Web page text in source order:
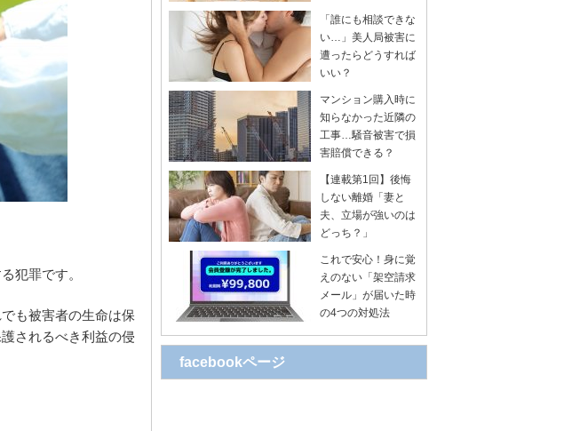
犯罪です。
も被害者の生命は保
されるべき利益の侵
「誰にも相談できな
い…」美人局被害に
遭ったらどうすれば
いい？
マンション購入時に
知らなかった近隣の
工事…騒音被害で損
害賠償できる？
【連載第1回】後悔
しない離婚「妻と
夫、立場が強いのは
どっち？」
これで安心！身に覚
えのない「架空請求
メール」が届いた時
の4つの対処法
facebookページ